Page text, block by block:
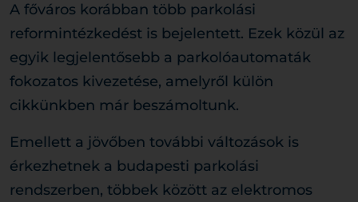
A főváros korábban több parkolási
reformintézkedést is bejelentett. Ezek közül az
egyik legjelentősebb a parkolóautomaták
fokozatos kivezetése, amelyről külön
cikkünkben már beszámoltunk.
Emellett a jövőben további változások is
érkezhetnek a budapesti parkolási
rendszerben, többek között az elektromos